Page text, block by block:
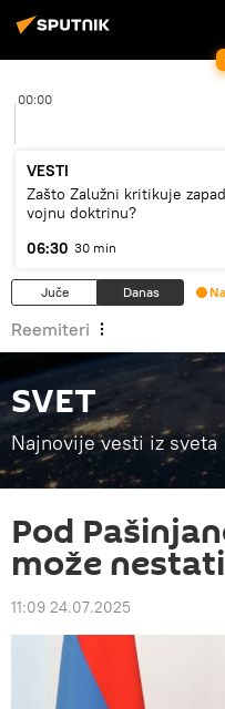
00:00
VESTI
Zašto Zalužni kritikuje
vojnu doktrinu?
06:30 30 min
Juče Danas
Reemiteri
SVET
Najnovije vesti iz sveta
Pod
može nestati
11:09 24.07.2025